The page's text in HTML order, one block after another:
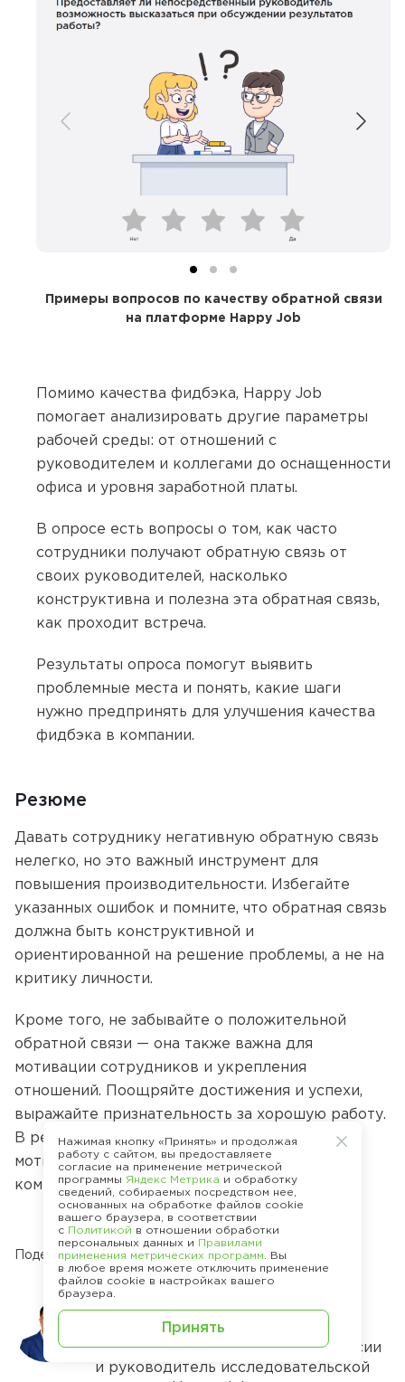
Примеры вопросов по качеству обратной связи
на платформе Happy Job
Помимо качества фидбэка, Happy Job
помогает анализировать другие параметры
рабочей среды: от отношений с
руководителем и коллегами до оснащенности
офиса и уровня заработной платы.
В опросе есть вопросы о том, как часто
сотрудники получают обратную связь от
своих руководителей, насколько
конструктивна и полезна эта обратная связь,
как проходит встреча.
Результаты опроса помогут выявить
проблемные места и понять, какие шаги
нужно предпринять для улучшения качества
фидбэка в компании.
Резюме
Давать сотруднику негативную обратную связь
нелегко, но это важный инструмент для
повышения производительности. Избегайте
указанных ошибок и помните, что обратная связь
должна быть конструктивной и
ориентированной на решение проблемы, а не на
критику личности.
Кроме того, не забывайте о положительной
обратной связи — она также важна для
мотивации сотрудников и укрепления
отношений. Поощряйте достижения и успехи,
выражайте признательность за хорошую работу.
В результате сотрудники будут более
мотивированы и готовы трудиться на благо
компании.
Поделиться
Алексей Клочков —
ведущий эксперт в области
управленческого консалтинга России
и руководитель исследовательской
Нажимая кнопку «Принять» и продолжая
работу с сайтом, вы предоставляете
согласие на применение метрической
программы Яндекс Метрика и обработку
сведений, собираемых посредством нее,
основанных на обработке файлов cookie
вашего браузера, в соответствии
с Политикой в отношении обработки
персональных данных и
Правилами
применения метрических программ . Вы
в любое время можете отключить применение
файлов cookie в настройках вашего
браузера.
Принять